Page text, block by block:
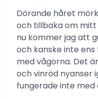
Dörande håret
och tillbaka om
nu kommer jag att
och kanske inte
med vågorna. Det
och vinröd nyanser
fungerade inte